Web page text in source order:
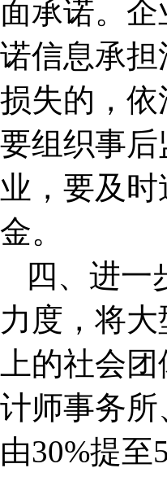
面承诺。
诺信息承
损失的，
要组织事
业，要及
金。
四、进一
力度，将
上的社会
计师事务
由30%提